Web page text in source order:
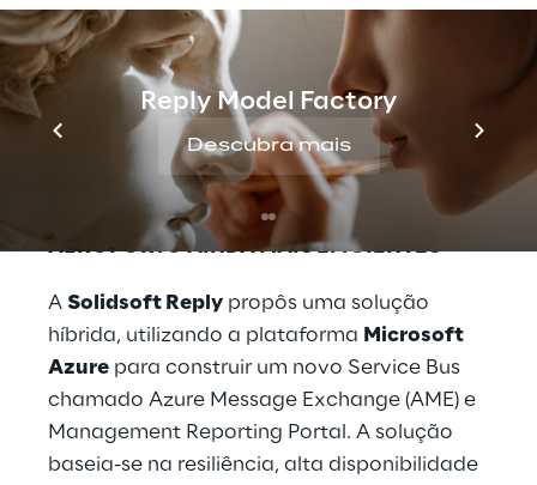
Reply Model Factory
Descubra mais
A equipe de Sistemas de Negócios do
Gatwick precisava de uma maneira para
manter todos os parceiros atualizados em
tempo real, de forma segura.
Decidiu-se,
então, migrar as operações para a Nuvem
TORNANDO AS OPERAÇÕES DO
AEROPORTO AINDA MAIS EFICIENTES
A Solidsoft Reply propôs uma solução
híbrida, utilizando a plataforma Microsoft
Azure para construir um novo Service Bus
chamado Azure Message Exchange (AME) e
Management Reporting Portal. A solução
baseia-se na resiliência, alta disponibilidade